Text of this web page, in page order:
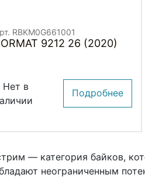
RBKM0G661001
9212 26 (2020)
Нет в
Подробнее
— категория байков,
неограниченным